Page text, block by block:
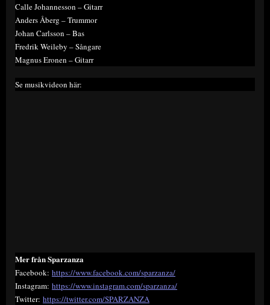
Calle Johannesson – Gitarr
Anders Åberg – Trummor
Johan Carlsson – Bas
Fredrik Weileby – Sångare
Magnus Eronen – Gitarr
Se musikvideon här:
Mer från Sparzanza
Facebook: https://www.facebook.com/sparzanza/
Instagram: https://www.instagram.com/sparzanza/
Twitter: https://twitter.com/SPARZANZA